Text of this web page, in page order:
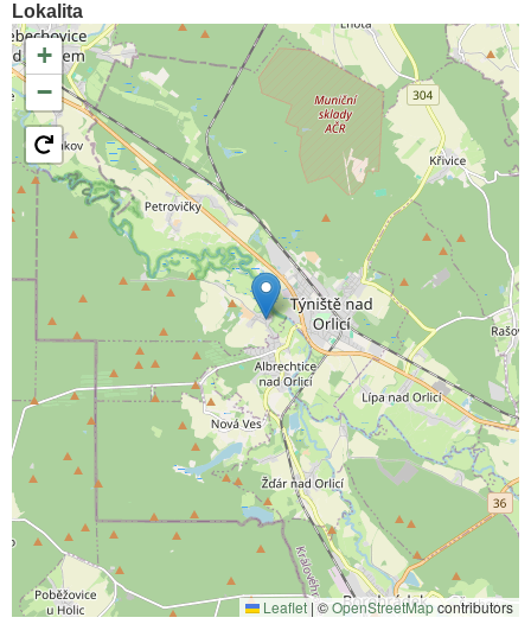
Lokalita
+
−
Leaflet |©OpenStreetMapcontributors